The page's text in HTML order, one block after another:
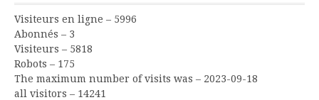
Visiteurs en ligne – 5996
Abonnés – 3
Visiteurs – 5818
Robots – 175
The maximum number of visits was – 2023-09-18
all visitors – 14241